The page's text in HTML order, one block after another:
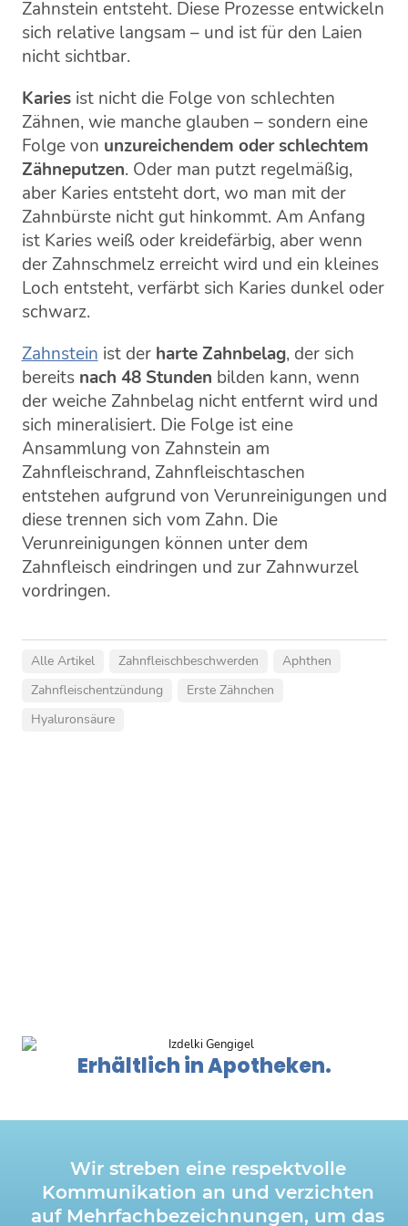
Zahnstein entsteht. Diese Prozesse entwickeln
sich relative langsam – und ist für den Laien
nicht sichtbar.
Karies ist nicht die Folge von schlechten
Zähnen, wie manche glauben – sondern eine
Folge von unzureichendem oder schlechtem
Zähneputzen. Oder man putzt regelmäßig,
aber Karies entsteht dort, wo man mit der
Zahnbürste nicht gut hinkommt. Am Anfang
ist Karies weiß oder kreidefärbig, aber wenn
der Zahnschmelz erreicht wird und ein kleines
Loch entsteht, verfärbt sich Karies dunkel oder
schwarz.
Zahnstein ist der harte Zahnbelag, der sich
bereits nach 48 Stunden bilden kann, wenn
der weiche Zahnbelag nicht entfernt wird und
sich mineralisiert. Die Folge ist eine
Ansammlung von Zahnstein am
Zahnfleischrand, Zahnfleischtaschen
entstehen aufgrund von Verunreinigungen und
diese trennen sich vom Zahn. Die
Verunreinigungen können unter dem
Zahnfleisch eindringen und zur Zahnwurzel
vordringen.
Alle Artikel Zahnfleischbeschwerden
Aphthen
Zahnfleischentzündung
Erste Zähnchen
Hyaluronsäure
Erhältlich in Apotheken.
Wir streben eine respektvolle
Kommunikation an und verzichten
auf Mehrfachbezeichnungen, um das